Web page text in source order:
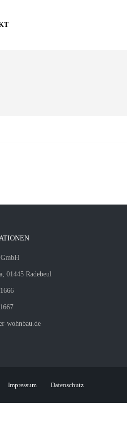
01445 Radebeul
wohnbau.de
Impressum Datenschutz